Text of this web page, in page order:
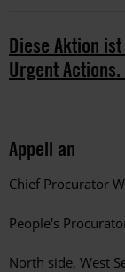
Diese Aktion
Urgent
Appell an
Chief Procurator
People's
North side, West